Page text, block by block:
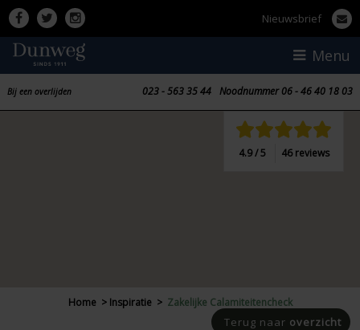
Nieuwsbrief
Bij een overlijden 023 - 563 35 44 Noodnummer06 - 46 40 18 03
4.9 / 5 46 reviews
Home > Inspiratie > Zakelijke Calamiteitencheck
Terug naar overzicht